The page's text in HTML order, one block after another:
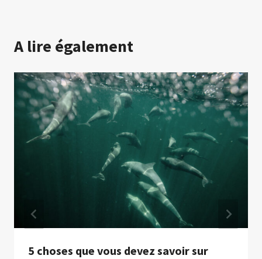
A lire également
5 choses que vous devez savoir sur